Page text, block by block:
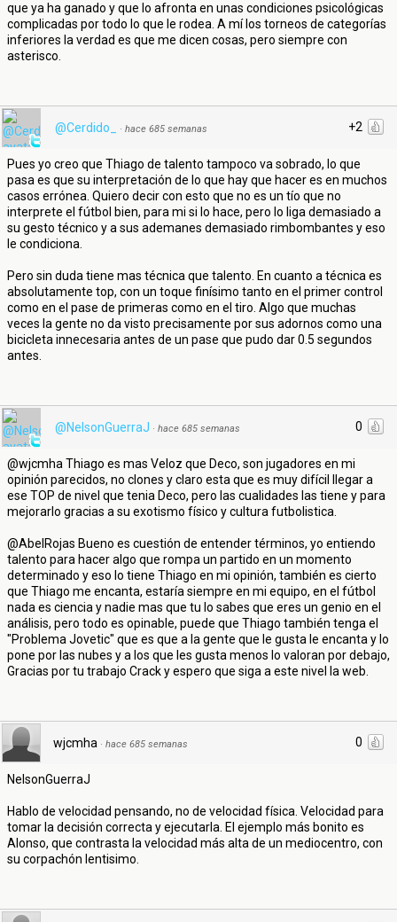
que ya ha ganado y que lo afronta en unas condiciones psicológicas
complicadas por todo lo que le rodea. A mí los torneos de categorías
inferiores la verdad es que me dicen cosas, pero siempre con
asterisco.
+2
@Cerdido_ · hace 685 semanas
Pues yo creo que Thiago de talento tampoco va sobrado, lo que
pasa es que su interpretación de lo que hay que hacer es en muchos
casos errónea. Quiero decir con esto que no es un tío que no
interprete el fútbol bien, para mi si lo hace, pero lo liga demasiado a
su gesto técnico y a sus ademanes demasiado rimbombantes y eso
le condiciona.
Pero sin duda tiene mas técnica que talento. En cuanto a técnica es
absolutamente top, con un toque finísimo tanto en el primer control
como en el pase de primeras como en el tiro. Algo que muchas
veces la gente no da visto precisamente por sus adornos como una
bicicleta innecesaria antes de un pase que pudo dar 0.5 segundos
antes.
0
@NelsonGuerraJ · hace 685 semanas
@wjcmha Thiago es mas Veloz que Deco, son jugadores en mi
opinión parecidos, no clones y claro esta que es muy difícil llegar a
ese TOP de nivel que tenia Deco, pero las cualidades las tiene y para
mejorarlo gracias a su exotismo físico y cultura futbolistica.
@AbelRojas Bueno es cuestión de entender términos, yo entiendo
talento para hacer algo que rompa un partido en un momento
determinado y eso lo tiene Thiago en mi opinión, también es cierto
que Thiago me encanta, estaría siempre en mi equipo, en el fútbol
nada es ciencia y nadie mas que tu lo sabes que eres un genio en el
análisis, pero todo es opinable, puede que Thiago también tenga el
"Problema Jovetic" que es que a la gente que le gusta le encanta y lo
pone por las nubes y a los que les gusta menos lo valoran por debajo,
Gracias por tu trabajo Crack y espero que siga a este nivel la web.
0
wjcmha · hace 685 semanas
NelsonGuerraJ
Hablo de velocidad pensando, no de velocidad física. Velocidad para
tomar la decisión correcta y ejecutarla. El ejemplo más bonito es
Alonso, que contrasta la velocidad más alta de un mediocentro, con
su corpachón lentisimo.